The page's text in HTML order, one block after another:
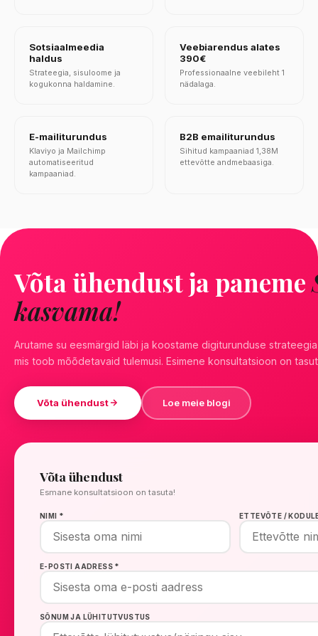
Sotsiaalmeedia
haldus
Strateegia, sisuloome ja
kogukonna haldamine.
Veebiarendus alates
390€
Professionaalne veebileht 1
nädalaga.
E-mailiturundus
Klaviyo ja Mailchimp
automatiseeritud
kampaaniad.
B2B emailiturundus
Sihitud kampaaniad 1,38M
ettevõtte andmebaasiga.
Võta ühendust ja paneme
kasvama!
Arutame su eesmärgid läbi ja koostame digiturunduse
mis toob mõõdetavaid tulemusi. Esimene konsultatsioon on
Võta ühendust Loe meie blogi
Võta ühendust
Esmane konsultatsioon on tasuta!
NIMI * ETTEVÕTE /
E-POSTI AADRESS *
SÕNUM JA LÜHITUTVUSTUS